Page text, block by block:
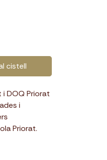
cistell
DOQ Priorat
i
Priorat.